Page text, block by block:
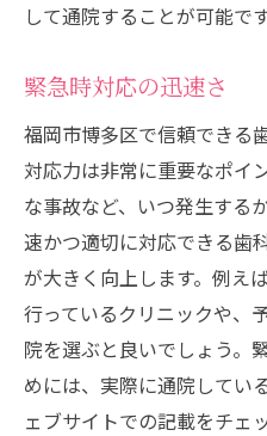
して通院することが可能です
緊急時対応の迅速さ
福岡市博多区で信頼できる
対応力は非常に重要なポイ
な事故など、いつ発生する
速かつ適切に対応できる歯
が大きく向上します。例え
行っているクリニックや、
院を選ぶと良いでしょう。
めには、実際に通院してい
ェブサイトでの記載をチェ